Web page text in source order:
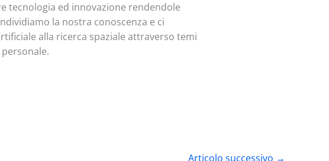
tecnologia ed innovazione rendendole
la nostra conoscenza e ci
alla ricerca spaziale attraverso temi
Articolo successivo →